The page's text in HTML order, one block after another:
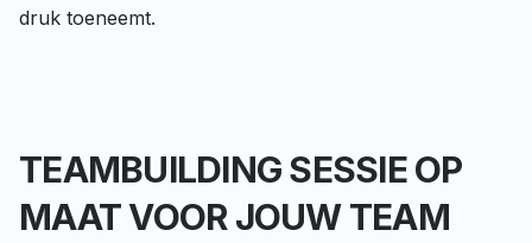
druk toeneemt.
TEAMBUILDING SESSIE OP
MAAT VOOR JOUW TEAM